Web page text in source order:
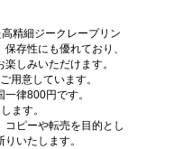
精細ジークレープリン
存性にも優れており、
しみいただけます。
用意しています。
律800円です。
ます。
ピーや転売を目的とし
いたします。